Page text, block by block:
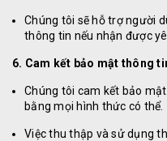
Chúng tôi sẽ hỗ trợ người
thông tin nếu nhận được
6. Cam kết bảo mật thông
Chúng tôi cam kết bảo
bằng mọi hình thức có thể.
Việc thu thập và sử dụng